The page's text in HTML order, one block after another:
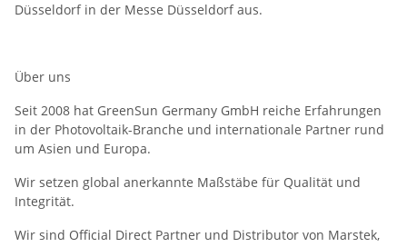
Düsseldorf in der Messe Düsseldorf aus.
Über uns
Seit 2008 hat GreenSun Germany GmbH reiche Erfahrungen
in der Photovoltaik-Branche und internationale Partner rund
um Asien und Europa.
Wir setzen global anerkannte Maßstäbe für Qualität und
Integrität.
Wir sind Official Direct Partner und Distributor von Marstek,